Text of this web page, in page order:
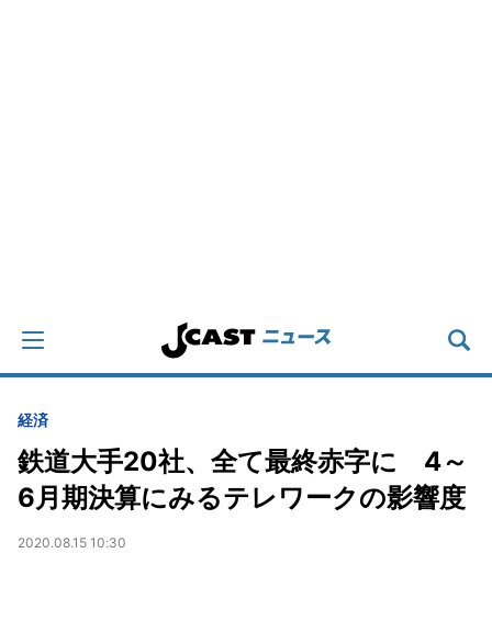
経済
鉄道大手20社、全て最終赤字に 4～
6月期決算にみるテレワークの影響度
2020.08.15 10:30